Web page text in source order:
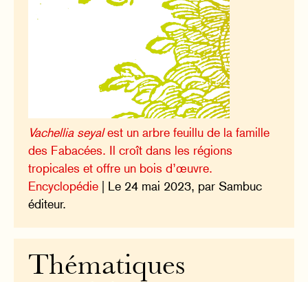
Vachellia seyalest un arbre feuillu de la famille
des Fabacées. Il croît dans les régions
tropicales et offre un bois d’œuvre.
Encyclopédie | Le 24 mai 2023, par Sambuc
éditeur.
Thématiques